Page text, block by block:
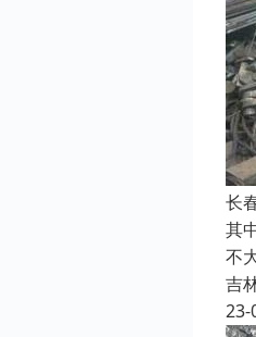
长
其
不
吉
23-